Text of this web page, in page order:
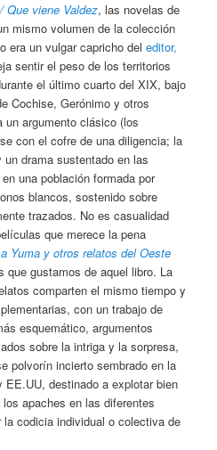
Que viene Valdez, las novelas de
mismo volumen de la colección
era un vulgar capricho deleditor,
sentir el peso de los territorios
el último cuarto del XIX, bajo
Cochise, Gerónimo y otros
un argumento clásico (los
con el cofre de una diligencia; la
drama sustentado en las
una población formada por
blancos, sostenido sobre
trazados. No es casualidad
que merece la pena
Yuma y otros relatos del Oeste
que gustamos de aquel libro. La
comparten el mismo tiempo y
con un trabajo de
esquemático, argumentos
sobre la intriga y la sorpresa,
polvorín incierto sembrado en la
destinado a explotar bien
apaches en las diferentes
codicia individual o colectiva de